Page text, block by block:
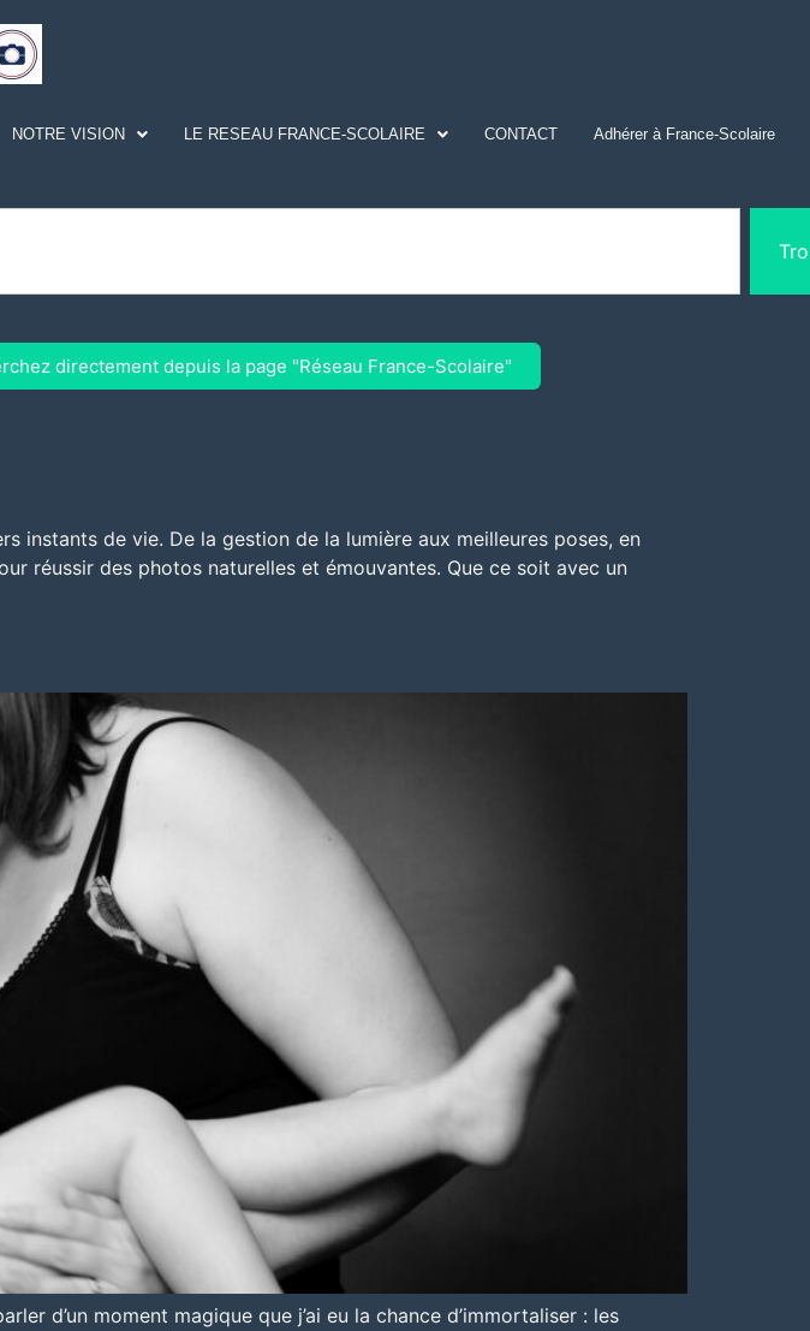
NOTRE VISION LE RESEAU FRANCE-SCOLAIRE CONTACT Adhérer à France-Scolaire
directement depuis la page "Réseau France-Scolaire"
instants de vie. De la gestion de la lumière aux meilleures poses, en
réussir des photos naturelles et émouvantes. Que ce soit avec un
d’un moment magique que j’ai eu la chance d’immortaliser : les